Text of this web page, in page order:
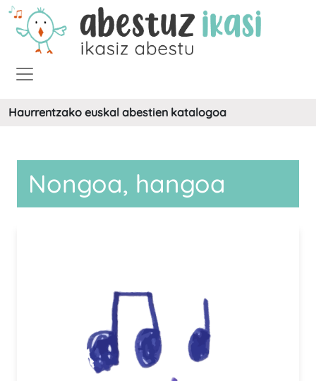
Haurrentzako euskal abestien katalogoa
Nongoa, hangoa